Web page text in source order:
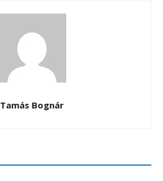
Tamás Bognár